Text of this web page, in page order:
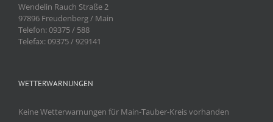
Wendelin Rauch Straße 2
97896 Freudenberg / Main
Telefon: 09375 / 588
Telefax: 09375 / 929141
WETTERWARNUNGEN
Keine Wetterwarnungen für Main-Tauber-Kreis vorhanden